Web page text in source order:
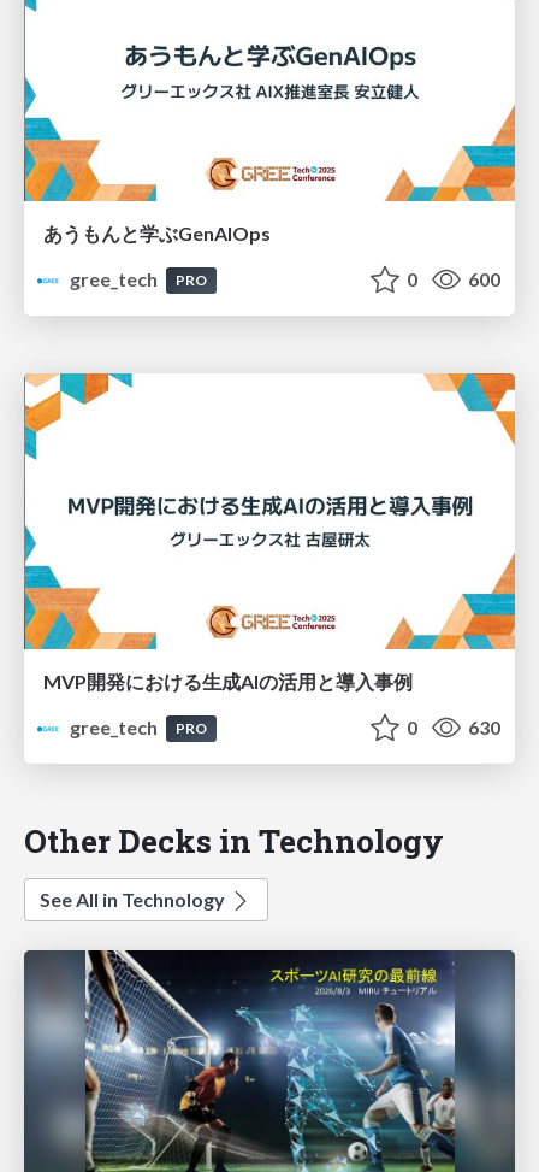
あうもんと学ぶGenAIOps
gree_tech
PRO 0 600
MVP開発における生成AIの活用と導入事例
gree_tech
PRO 0 630
Other Decks in Technology
See All in Technology